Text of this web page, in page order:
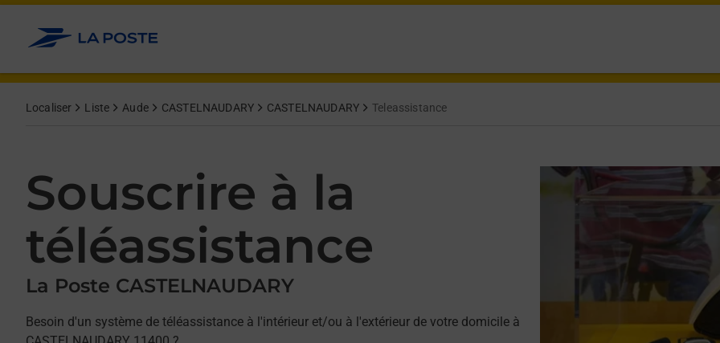
Allez au contenu
Localiser Liste Aude CASTELNAUDARY CASTELNAUDARY Teleassistance
Souscrire à la
téléassistance
La Poste CASTELNAUDARY
Besoin d'un système de téléassistance à l'intérieur et/ou à l'extérieur de votre domicile à
Afficher ou masquer la réponse
Afficher ou masquer la réponse
Afficher ou masquer la réponse